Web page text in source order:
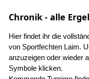
Chronik - alle
Hier findet ihr die
von Sportfechten Laim.
anzuzeigen oder wieder
Symbole klicken.